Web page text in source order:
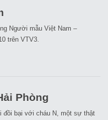
Người mẫu Việt Nam –
trên VTV3.
Phòng
đồi bại với cháu N, một sự thật